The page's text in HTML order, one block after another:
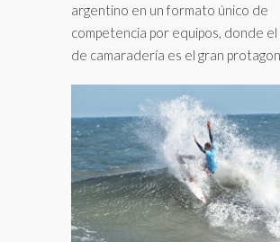
argentino en un formato único de
competencia por equipos, donde
de camaradería es el gran